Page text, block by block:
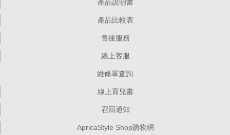
產品說明書
產品比較表
售後服務
線上客服
維修單查詢
線上育兒書
召回通知
ApricaStyle Shop購物網